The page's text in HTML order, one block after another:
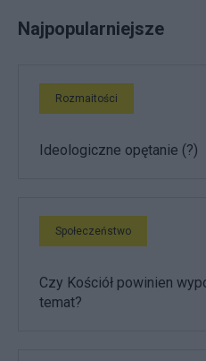
Najpopularniejsze
Rozmaitości
Ideologiczne opętanie (?)
Społeczeństwo
Czy Kościół powinien
temat?